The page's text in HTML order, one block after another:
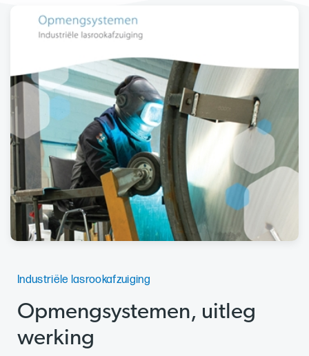
Industriële lasrookafzuiging
Opmengsystemen, uitleg
werking